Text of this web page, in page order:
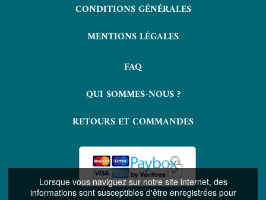
Lorsque vous naviguez sur notre site internet, des
informations sont susceptibles d'être enregistrées pour
CONDITIONS GÉNÉRALES
MENTIONS LÉGALES
FAQ
QUI SOMMES-NOUS ?
RETOURS ET COMMANDES